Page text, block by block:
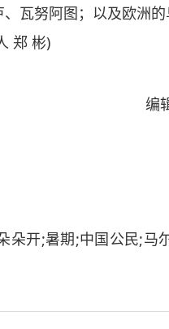
瓦努阿图；以及欧洲的
郑 彬)
编
朵开;暑期;中国公民;马